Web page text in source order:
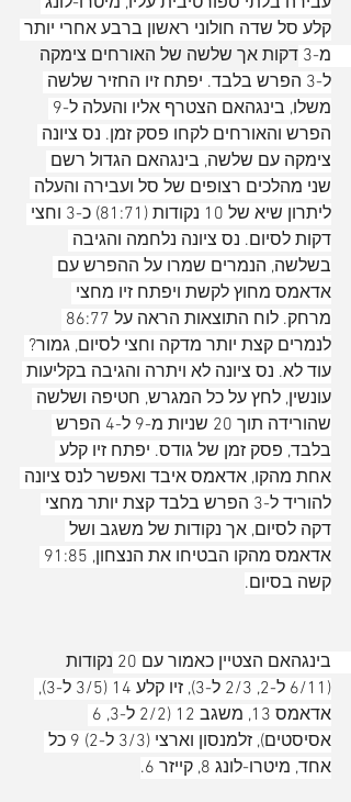
קלע סל שדה חולוני ראשון ברבע אחרי יותר
מ-3 דקות אך שלשה של האורחים צימקה
ל-3 הפרש בלבד. יפתח זיו החזיר שלשה
הפרש והאורחים לקחו פסק זמן. נס ציונה
צימקה עם שלשה, בינגהאם הגדול רשם
שני מהלכים רצופים של סל ועבירה והעלה
ליתרון שיא של 10 נקודות (81:71) כ-3 וחצי
דקות לסיום. נס ציונה נלחמה והגיבה
בשלשה, הנמרים שמרו על ההפרש עם
אדאמס מחוץ לקשת ויפתח זיו מחצי
לנמרים קצת יותר מדקה וחצי לסיום, גמור?
עוד לא. נס ציונה לא ויתרה והגיבה בקליעות
עונשין, לחץ על כל המגרש, חטיפה ושלשה
שהורידה תוך 20 שניות מ-9 ל-4 הפרש
בלבד, פסק זמן של גודס. יפתח זיו קלע
אחת מהקו, אדאמס איבד ואפשר לנס ציונה
להוריד ל-3 הפרש בלבד קצת יותר מחצי
דקה לסיום, אך נקודות של משגב ושל
קשה בסיום.
בינגהאם הצטיין כאמור עם 20 נקודות
(6/11 ל-2, 2/3 ל-3), זיו קלע 14 (3/5 ל-3),
אסיסטים), זלמנסון וארצי (3/3 ל-2) 9 כל
אחד, מיטרו-לונג 8, קייזר 6.